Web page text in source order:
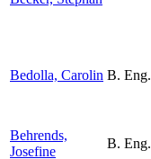
Bedolla, Carolin B. Eng.
Behrends,
Josefine
B. Eng.